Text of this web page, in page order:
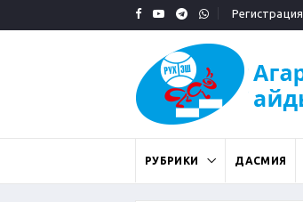
Регистрация
РУБРИКИ ДАСМИЯ